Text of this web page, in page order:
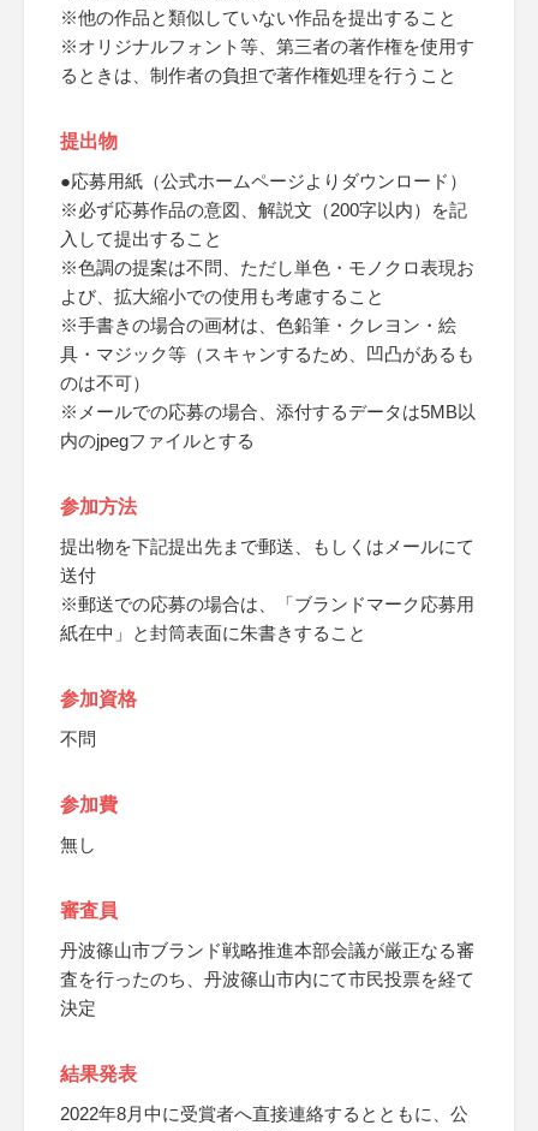
※他の作品と類似していない作品を提出すること
※オリジナルフォント等、第三者の著作権を使用す
るときは、制作者の負担で著作権処理を行うこと
提出物
●応募用紙（公式ホームページよりダウンロード）
※必ず応募作品の意図、解説文（200字以内）を記
入して提出すること
※色調の提案は不問、ただし単色・モノクロ表現お
よび、拡大縮小での使用も考慮すること
※手書きの場合の画材は、色鉛筆・クレヨン・絵
具・マジック等（スキャンするため、凹凸があるも
のは不可）
※メールでの応募の場合、添付するデータは5MB以
内のjpegファイルとする
参加方法
提出物を下記提出先まで郵送、もしくはメールにて
送付
※郵送での応募の場合は、「ブランドマーク応募用
紙在中」と封筒表面に朱書きすること
参加資格
不問
参加費
無し
審査員
丹波篠山市ブランド戦略推進本部会議が厳正なる審
査を行ったのち、丹波篠山市内にて市民投票を経て
決定
結果発表
2022年8月中に受賞者へ直接連絡するとともに、公